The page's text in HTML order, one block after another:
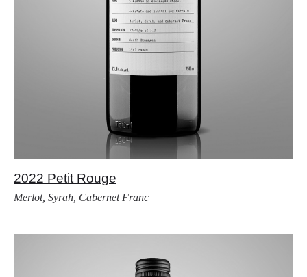
2022 Petit Rouge
Merlot, Syrah, Cabernet Franc